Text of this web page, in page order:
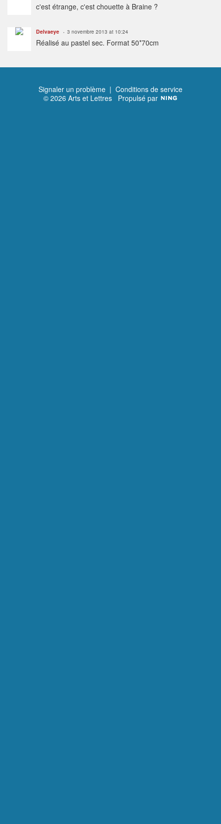
c'est étrange, c'est chouette à Braine ?
Delvaeye 3 novembre 2013 at 10:24
Réalisé au pastel sec. Format 50*70cm
Signaler un problème | Conditions de service
© 2026 Arts et Lettres Propulsé par